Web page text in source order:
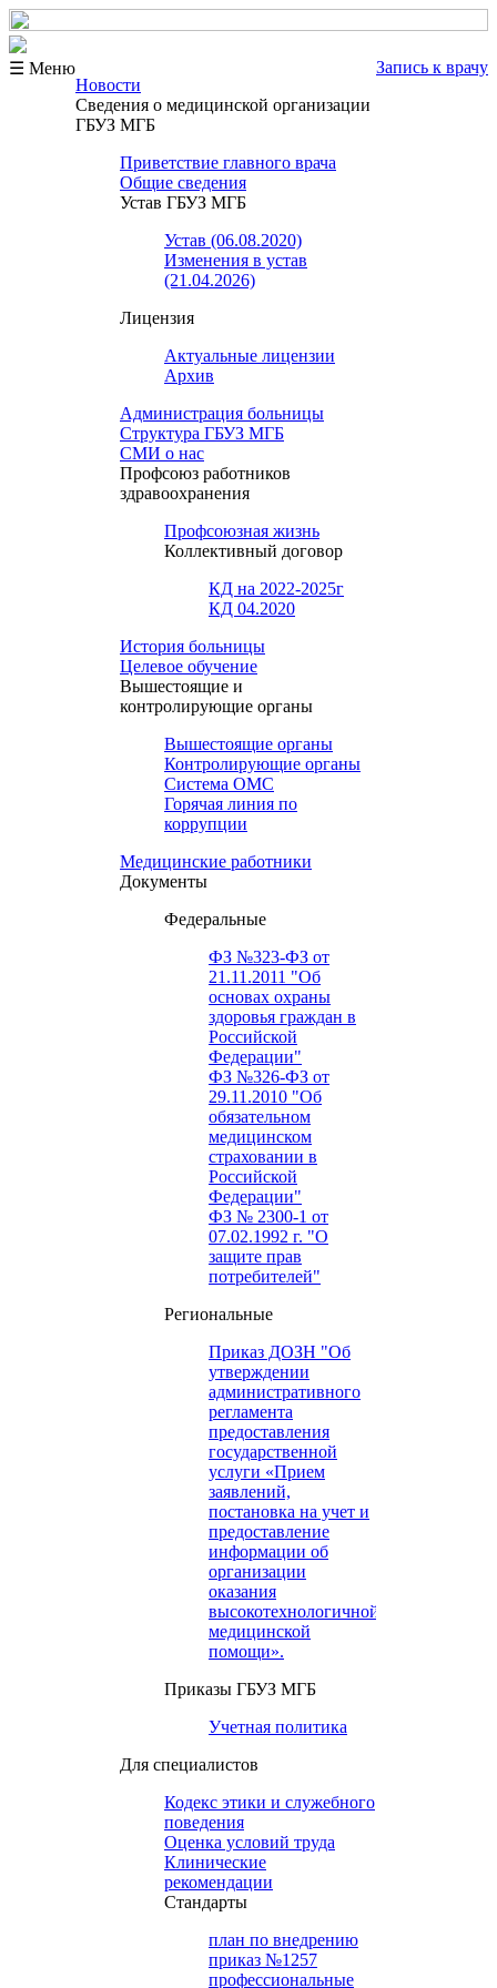
☰ Меню
Запись к врачу
Новости
Сведения о медицинской организации
ГБУЗ МГБ
Приветствие главного врача
Общие сведения
Устав ГБУЗ МГБ
Устав (06.08.2020)
Изменения в устав
(21.04.2026)
Лицензия
Актуальные лицензии
Архив
Администрация больницы
Структура ГБУЗ МГБ
СМИ о нас
Профсоюз работников
здравоохранения
Профсоюзная жизнь
Коллективный договор
КД на 2022-2025г
КД 04.2020
История больницы
Целевое обучение
Вышестоящие и
контролирующие органы
Вышестоящие органы
Контролирующие органы
Система ОМС
Горячая линия по
коррупции
Медицинские работники
Документы
Федеральные
ФЗ №323-ФЗ от
21.11.2011 "Об
основах охраны
здоровья граждан в
Российской
Федерации"
ФЗ №326-ФЗ от
29.11.2010 "Об
обязательном
медицинском
страховании в
Российской
Федерации"
ФЗ № 2300-1 от
07.02.1992 г. "О
защите прав
потребителей"
Региональные
Приказ ДОЗН "Об
утверждении
административного
регламента
предоставления
государственной
услуги «Прием
заявлений,
постановка на учет и
предоставление
информации об
организации
оказания
высокотехнологичной
медицинской
помощи».
Приказы ГБУЗ МГБ
Учетная политика
Для специалистов
Кодекс этики и служебного
поведения
Оценка условий труда
Клинические
рекомендации
Cтандарты
план по внедрению
приказ №1257
профессиональные